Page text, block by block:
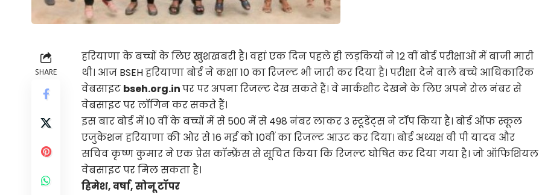
SHARE
हरियाणा के बच्चों के लिए खुशखबरी है। वहां एक दिन पहले ही लड़कियों ने 12 वीं बोर्ड परीक्षाओं में बाजी मारी
थी। आज BSEH हरियाणा बोर्ड ने कक्षा 10 का रिजल्ट भी जारी कर दिया है। परीक्षा देने वाले बच्चे आधिकारिक
वेबसाइट bseh.org.inपर पर अपना रिजल्‍ट देख सकते हैं। वे मार्कशीट देखने के लिए अपने रोल नंबर से
वेबसाइट पर लॉगिन कर सकते हैं।
इस बार बोर्ड में 10 वीं के बच्चों में से 500 में से 498 नंबर लाकर 3 स्‍टूडेंट्स ने टॉप किया है। बोर्ड ऑफ स्कूल
एजुकेशन हरियाणा की ओर से 16 मई को 10वीं का रिजल्ट आउट कर दिया। बोर्ड अध्यक्ष वी पी यादव और
सचिव कृष्ण कुमार ने एक प्रेस कॉन्फ्रेंस से सूचित किया कि रिजल्‍ट घोषित कर दिया गया है। जो ऑफिशियल
वेबसाइट पर मिल सकता है।
हिमेश, वर्षा, सोनू टॉपर